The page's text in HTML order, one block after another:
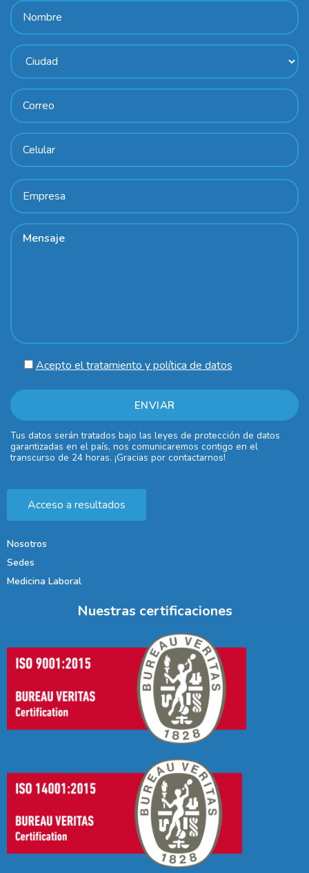
Acepto el tratamiento y política de datos
Tus datos serán tratados bajo las leyes de protección de datos
garantizadas en el país, nos comunicaremos contigo en el
transcurso de 24 horas. ¡Gracias por contactarnos!
Acceso a resultados
Nosotros
Sedes
Medicina Laboral
Nuestras certificaciones